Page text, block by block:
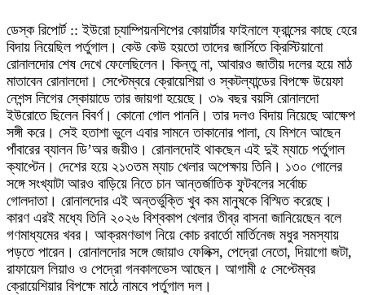
ডেস্ক রিপোর্ট :: ইউরো চ্যাম্পিয়নশিপের কোয়ার্টার ফাইনালে ফ্রান্সের কাছে হেরে
বিদায় নিয়েছিল পর্তুগাল। কেউ কেউ হয়তো তাদের জার্সিতে ক্রিস্টিয়ানো
রোনালদোর শেষ দেখে ফেলেছিলেন। কিন্তু না, আবারও জাতীয় দলের হয়ে মাঠ
মাতাবেন রোনালদো। সেপ্টেম্বরে ক্রোয়েশিয়া ও স্কটল্যান্ডের বিপক্ষে উয়েফা
নেশন্স লিগের স্কোয়াডে তার জায়গা হয়েছে। ৩৯ বছর বয়সি রোনালদো
ইউরোতে ছিলেন বিবর্ণ। কোনো গোল পাননি। তার দলও বিদায় নিয়েছে আক্ষেপ
সঙ্গী করে। সেই হতাশা ভুলে এবার সামনে তাকানোর পালা, যে মিশনে আছেন
পাঁবারের ব্যালন ডি’অর জয়ীও। রোনালদোই থাকছেন এই দুই ম্যাচে পর্তুগাল
ক্যাপ্টেন। দেশের হয়ে ২১৩তম ম্যাচ খেলার অপেক্ষায় তিনি। ১৩০ গোলের
সঙ্গে সংখ্যাটা আরও বাড়িয়ে নিতে চান আন্তর্জাতিক ফুটবলের সর্বোচ্চ
গোলদাতা। রোনালদোর এই অন্তর্ভুক্তি খুব কম মানুষকে বিস্মিত করেছে।
কারণ এরই মধ্যে তিনি ২০২৬ বিশ্বকাপ খেলার তীব্র বাসনা জানিয়েছেন বলে
গণমাধ্যমের খবর। আক্রমণভাগ নিয়ে কোচ রবার্তো মার্তিনেজ মধুর সমস্যায়
পড়তে পারেন। রোনালদোর সঙ্গে জোয়াও ফেলিক্স, পেদ্রো নেতো, দিয়াগো জটা,
রাফায়েল লিয়াও ও পেদ্রো গনকালভেস আছেন। আগামী ৫ সেপ্টেম্বর
ক্রোয়েশিয়ার বিপক্ষে মাঠে নামবে পর্তুগাল দল।